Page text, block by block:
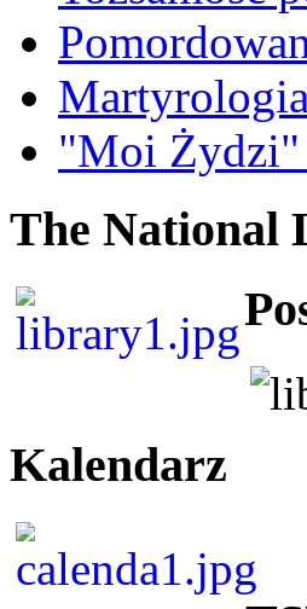
"Moi Żydzi"
The National
Kalendarz